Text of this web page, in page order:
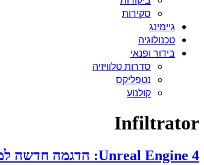
סקירות
גיימינג
טכנולוגיה
בידור ופנאי
סדרות טלוויזיה
נטפליקס
קולנוע
Infiltrator
Unreal Engine 4: הדגמה חדשה למנוע "הדור הבא" [כנס 13 GDC]